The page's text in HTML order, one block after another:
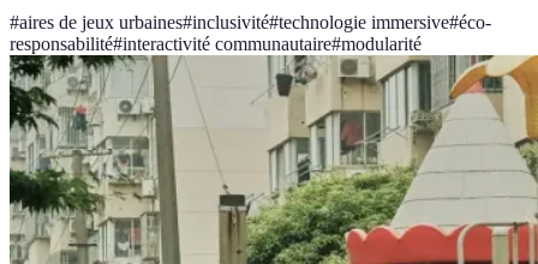
#aires de jeux urbaines#inclusivité#technologie immersive#éco-
responsabilité#interactivité communautaire#modularité